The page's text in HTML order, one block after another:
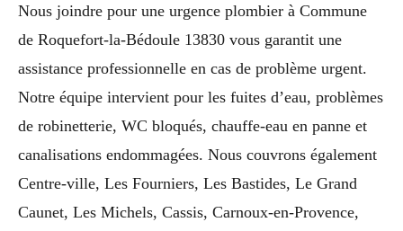
Nous joindre pour une urgence plombier à Commune
de Roquefort-la-Bédoule 13830 vous garantit une
assistance professionnelle en cas de problème urgent.
Notre équipe intervient pour les fuites d’eau, problèmes
de robinetterie, WC bloqués, chauffe-eau en panne et
canalisations endommagées. Nous couvrons également
Centre-ville, Les Fourniers, Les Bastides, Le Grand
Caunet, Les Michels, Cassis, Carnoux-en-Provence,